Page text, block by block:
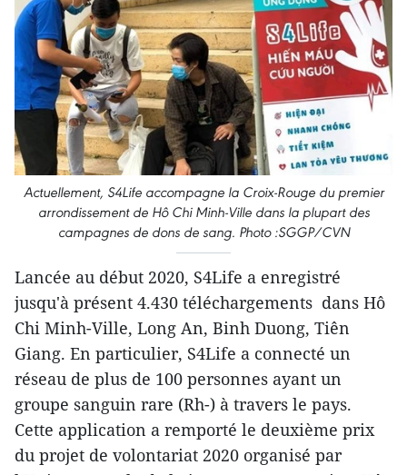
Actuellement, S4Life accompagne la Croix-Rouge du premier
arrondissement de Hô Chi Minh-Ville dans la plupart des
campagnes de dons de sang. Photo :SGGP/CVN
Lancée au début 2020, S4Life a enregistré
jusqu'à présent 4.430 téléchargements dans Hô
Chi Minh-Ville, Long An, Binh Duong, Tiên
Giang. En particulier, S4Life a connecté un
réseau de plus de 100 personnes ayant un
groupe sanguin rare (Rh-) à travers le pays.
Cette application a remporté le deuxième prix
du projet de volontariat 2020 organisé par